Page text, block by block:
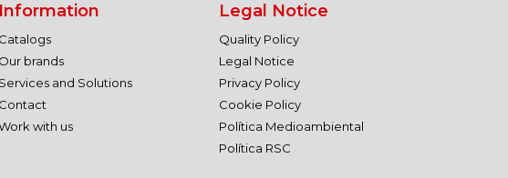
Information
Catalogs
Our brands
Services and Solutions
Contact
with us
Legal Notice
Quality Policy
Legal Notice
Privacy Policy
Cookie Policy
Política Medioambiental
Política RSC